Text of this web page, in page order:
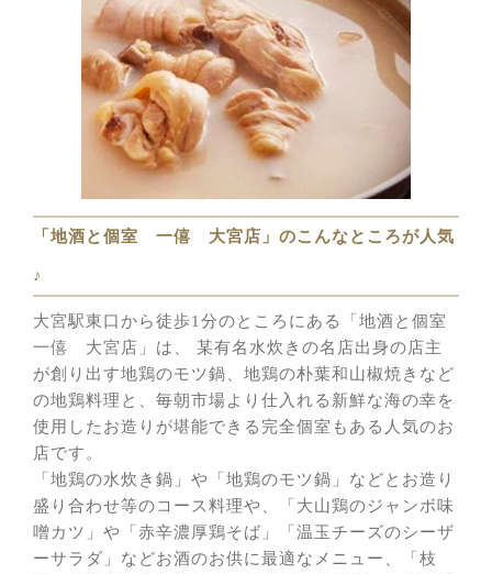
「地酒と個室 一僖 大宮店」のこんなところが人気
♪
大宮駅東口から徒歩1分のところにある「地酒と個室
一僖 大宮店」は、 某有名水炊きの名店出身の店主
が創り出す地鶏のモツ鍋、地鶏の朴葉和山椒焼きなど
の地鶏料理と、毎朝市場より仕入れる新鮮な海の幸を
使用したお造りが堪能できる完全個室もある人気のお
店です。
「地鶏の水炊き鍋」や「地鶏のモツ鍋」などとお造り
盛り合わせ等のコース料理や、「大山鶏のジャンボ味
噌カツ」や「赤辛濃厚鶏そば」「温玉チーズのシーザ
ーサラダ」などお酒のお供に最適なメニュー、「枝